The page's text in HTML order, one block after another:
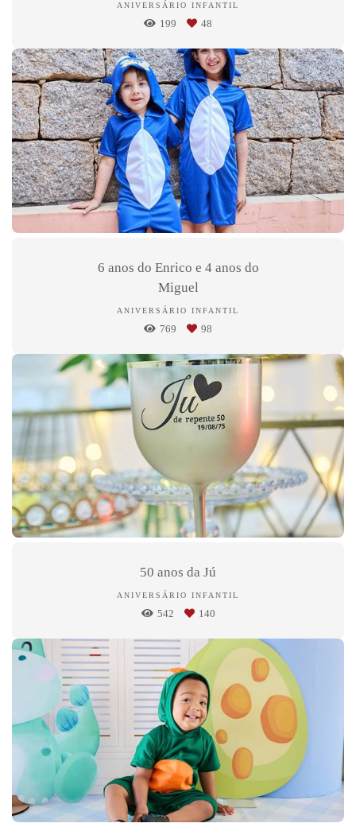
ANIVERSÁRIO INFANTIL
199 48
6 anos do Enrico e 4 anos do
Miguel
ANIVERSÁRIO INFANTIL
769 98
50 anos da Jú
ANIVERSÁRIO INFANTIL
542 140